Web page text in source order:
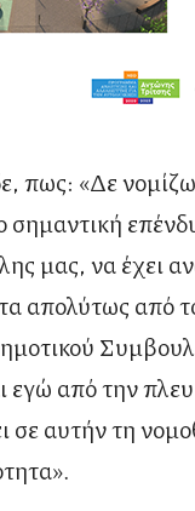
πως: «Δε
σημαντική
μας, να έχει
απολύτως
εγώ από την
αυτήν τη